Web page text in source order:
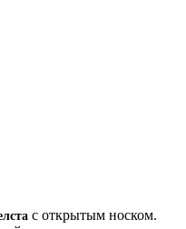
с открытым носком.